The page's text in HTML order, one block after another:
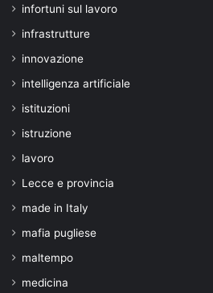
infortuni sul lavoro
infrastrutture
innovazione
intelligenza artificiale
istituzioni
istruzione
lavoro
Lecce e provincia
made in Italy
mafia pugliese
maltempo
medicina